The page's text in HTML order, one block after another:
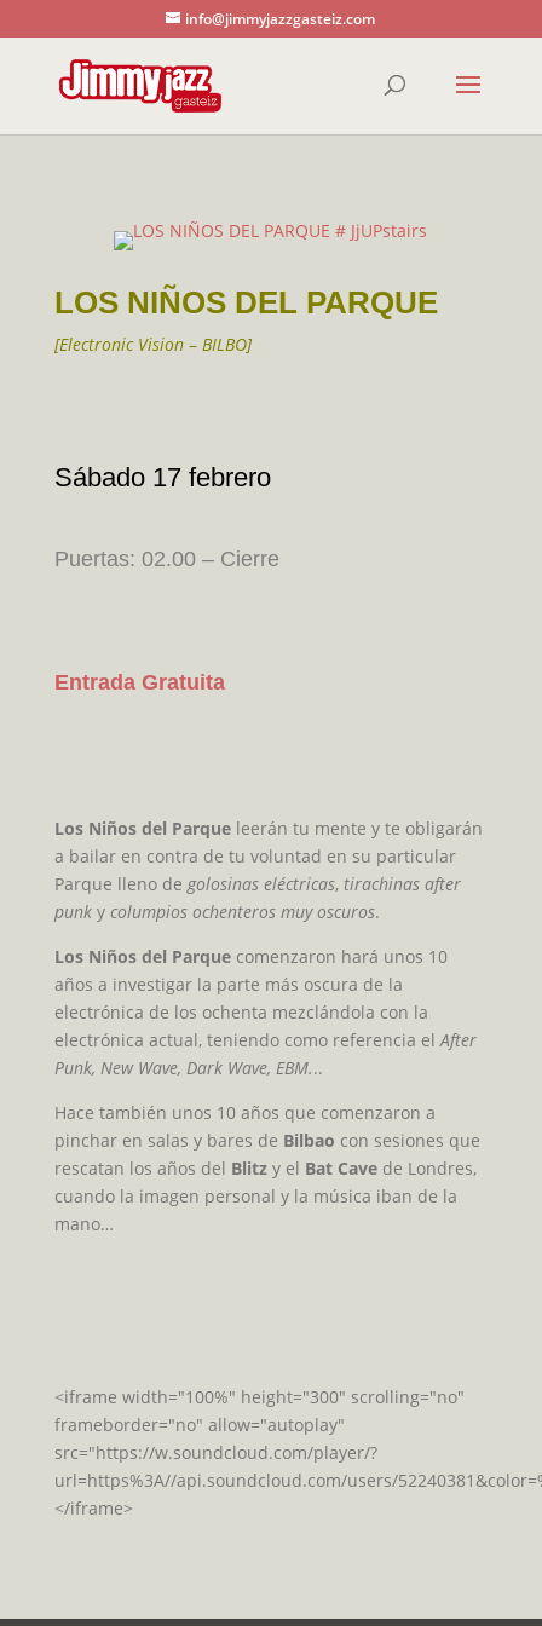
info@jimmyjazzgasteiz.com
LOS NIÑOS DEL PARQUE
[Electronic Vision– BILBO]
Sábado 17 febrero
Puertas: 02.00 – Cierre
Entrada Gratuita
Los Niños del Parqueleerán tu mente y te obligarán
a bailar en contra de tu voluntad en su particular
Parque lleno degolosinas eléctricas, tirachinas after
punky columpios ochenteros muy oscuros.
Los Niños del Parquecomenzaron hará unos 10
años a investigar la parte más oscura de la
electrónica de los ochenta mezclándola con la
electrónica actual, teniendo como referencia elAfter
Punk, New Wave, Dark Wave, EBM...
Hace también unos 10 años que comenzaron a
pinchar en salas y bares de Bilbao con sesiones que
rescatan los años del Blitzy el Bat Cavede Londres,
cuando la imagen personal y la música iban de la
mano…
<iframe width="100%" height="300" scrolling="no"
frameborder="no" allow="autoplay"
src="https://w.soundcloud.com/player/?
url=https%3A//api.soundcloud.com/users/
</iframe>